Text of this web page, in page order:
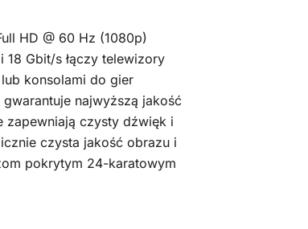
HD @ 60 Hz (1080p)
Gbit/s łączy telewizory
konsolami do gier
najwyższą jakość
zapewniają czysty dźwięk i
czysta jakość obrazu i
pokrytym 24-karatowym